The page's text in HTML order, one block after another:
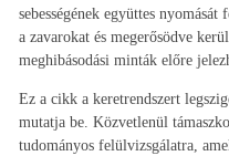
sebességének együttes
a zavarokat és megerősödve
meghibásodási minták előre
Ez a cikk a keretrendszert
mutatja be. Közvetlenül
tudományos felülvizsgálatra,